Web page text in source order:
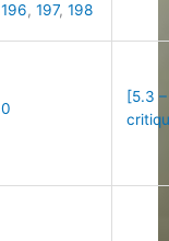
196,197,198
0
[5.3